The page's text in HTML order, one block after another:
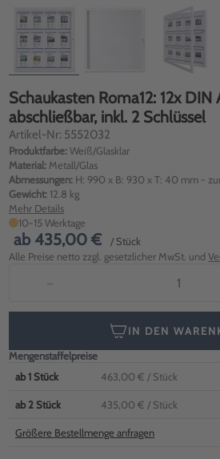
Schaukasten Roma12: 12x DIN
abschließbar, inkl. 2 Schlüssel
Artikel-Nr: 5552032
Produktfarbe:Weiß/Glasklar
Material: Metall/Glas
Abmessungen: H: 990 x B: 930 x T: 40 mm -
Gewicht: 12.8 kg
Mehr Details
10-15 Werktage
ab 435,00 €
/ Stück
Alle Preise netto zzgl. gesetzlicher MwSt. und
−
IN DEN
Mengenstaffelpreise
ab1 Stück 463,00 € / Stück
ab 2 Stück 435,00 € / Stück
Größere Bestellmenge anfragen